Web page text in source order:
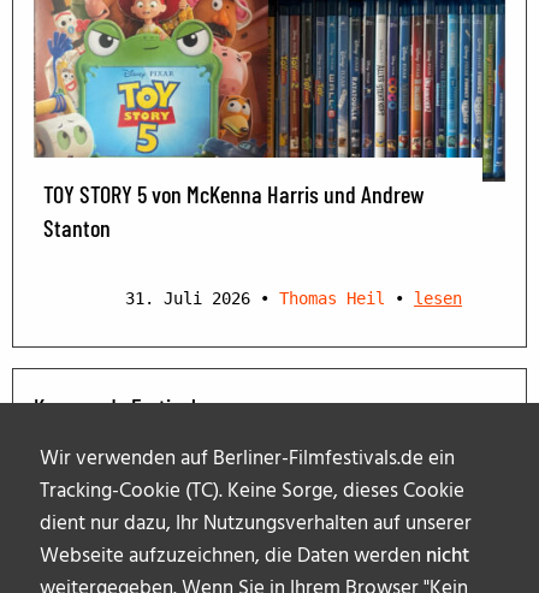
Wir verwenden auf Berliner-Filmfestivals.de ein
Tracking-Cookie (TC). Keine Sorge, dieses Cookie
dient nur dazu, Ihr Nutzungsverhalten auf unserer
Webseite aufzuzeichnen, die Daten werden nicht
TOY STORY 5 von McKenna Harris und Andrew
Stanton
31. Juli 2026 • Thomas Heil • lesen
Kommende Festivals